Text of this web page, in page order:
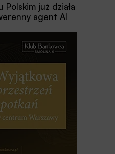
Polskim już działa
agent AI